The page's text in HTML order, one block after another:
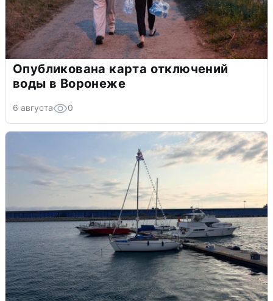
Опубликована карта отключений
воды в Воронеже
6 августа 0